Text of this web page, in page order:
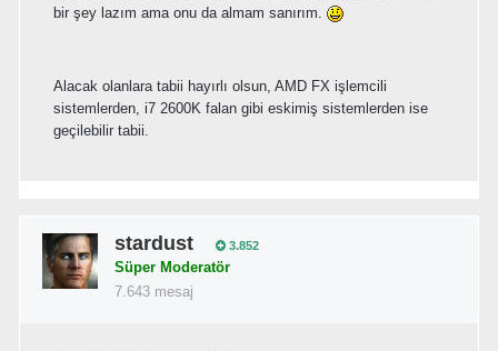
bir şey lazım ama onu da almam sanırım.
Alacak olanlara tabii hayırlı olsun, AMD FX işlemcili
sistemlerden, i7 2600K falan gibi eskimiş sistemlerden ise
geçilebilir tabii.
stardust 3.852
Süper Moderatör
7.643 mesaj